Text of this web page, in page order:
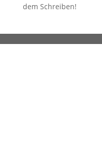
dem Schreiben!